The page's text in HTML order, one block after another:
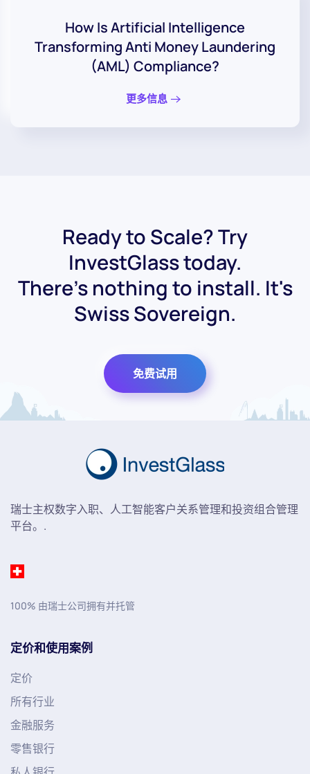
How Is Artificial Intelligence
Transforming Anti Money Laundering
(AML) Compliance?
更多信息
Ready to Scale? Try
InvestGlass today.
There's nothing to install. It's
Swiss Sovereign.
免费试用
瑞士主权数字入职、人工智能客户关系管理和投资组合管理
平台。.
100% 由瑞士公司拥有并托管
定价和使用案例
定价
所有行业
金融服务
零售银行